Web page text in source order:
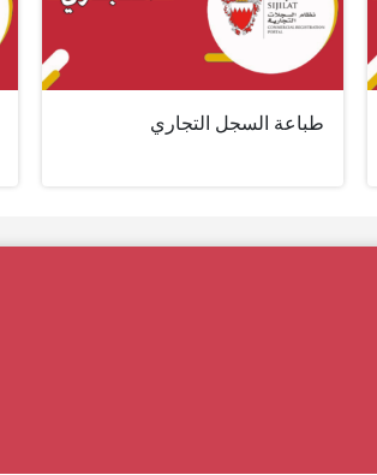
طباعة السجل التجاري